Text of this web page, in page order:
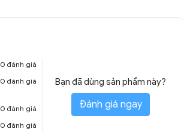
0 đánh giá
0 đánh giá
0 đánh giá
0 đánh giá
Bạn đã dùng sản phẩm này?
Đánh giá ngay